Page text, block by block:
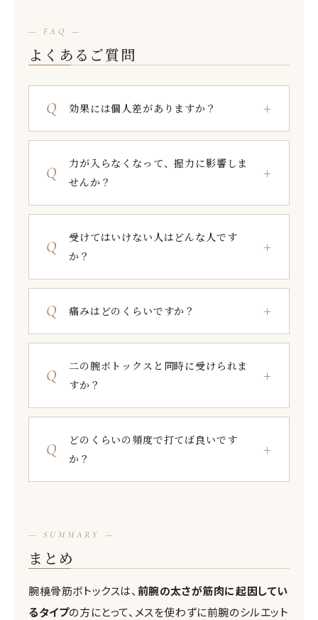
— FAQ —
よくあるご質問
効果には個人差がありますか？
力が入らなくなって、握力に影響しま
せんか？
受けてはいけない人はどんな人です
か？
痛みはどのくらいですか？
二の腕ボトックスと同時に受けられま
すか？
どのくらいの頻度で打てば良いです
か？
— SUMMARY —
まとめ
腕橈骨筋ボトックスは、 前腕の太さが筋肉に起因してい
るタイプの方にとって、メスを使わずに前腕のシルエット